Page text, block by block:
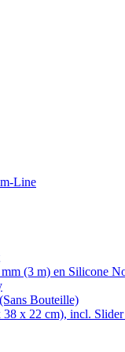
Line
(3 m) en Silicone
Bouteille)
x 22 cm), incl.